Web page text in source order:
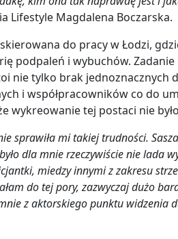
Lifestyle Magdalena Boczarska.
skierowana do pracy w Łodzi,
podpaleń i wybuchów.
nie tylko brak jednoznacznych
i współpracowników co do
wykreowanie tej postaci nie
sprawiła mi takiej trudności.
dla mnie rzeczywiście nie lada
miedzy innymi z zakresu
do tej pory, zazwyczaj dużo
z aktorskiego punktu widzenia